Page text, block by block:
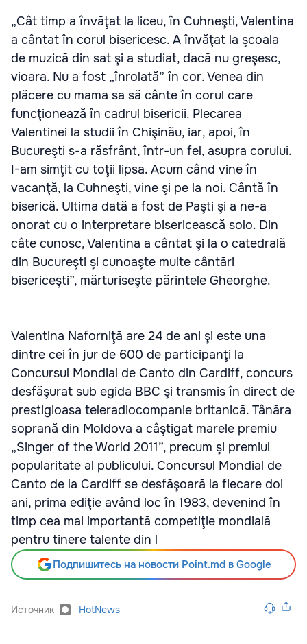
„Cât timp a învăţat la liceu, în Cuhneşti, Valentina
a cântat în corul bisericesc. A învăţat la şcoala
de muzică din sat şi a studiat, dacă nu greşesc,
vioara. Nu a fost „înrolată” în cor. Venea din
plăcere cu mama sa să cânte în corul care
funcţionează în cadrul bisericii. Plecarea
Valentinei la studii în Chişinău, iar, apoi, în
Bucureşti s-a răsfrânt, într-un fel, asupra corului.
I-am simţit cu toţii lipsa. Acum când vine în
vacanţă, la Cuhneşti, vine şi pe la noi. Cântă în
biserică. Ultima dată a fost de Paşti şi a ne-a
onorat cu o interpretare bisericească solo. Din
câte cunosc, Valentina a cântat şi la o catedrală
din Bucureşti şi cunoaşte multe cântări
bisericeşti”, mărturiseşte părintele Gheorghe.
Valentina Naforniţă are 24 de ani şi este una
dintre cei în jur de 600 de participanţi la
Concursul Mondial de Canto din Cardiff, concurs
desfăşurat sub egida BBC şi transmis în direct de
prestigioasa teleradiocompanie britanică. Tânăra
soprană din Moldova a câştigat marele premiu
„Singer of the World 2011”, precum şi premiul
popularitate al publicului. Concursul Mondial de
Canto de la Cardiff se desfăşoară la fiecare doi
ani, prima ediţie având loc în 1983, devenind în
timp cea mai importantă competiţie mondială
pentru tinere talente din l
Подпишитесь на новости Point.md в Google
Источник HotNews